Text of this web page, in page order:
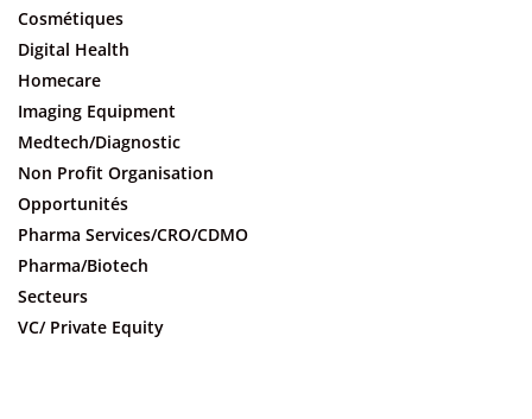
Cosmétiques
Digital Health
Homecare
Imaging Equipment
Medtech/Diagnostic
Non Profit Organisation
Opportunités
Pharma Services/CRO/CDMO
Pharma/Biotech
Secteurs
VC/ Private Equity